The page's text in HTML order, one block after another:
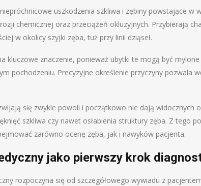
uszkodzenia szkliwa i zębiny powstające w
chemicznej oraz przeciążeń okluzyjnych. Przybierają
w okolicy szyjki zęba, tuż przy linii dziąseł.
kluczowe znaczenie, ponieważ ubytki te mogą być
pochodzeniu. Precyzyjne określenie przyczyny pozwala
się zwykle powoli i początkowo nie dają widocznych
szkliwa czy nawet osłabienia struktury zęba. Z tego
zarówno ocenę zęba, jak i nawyków pacjenta.
jako pierwszy krok
rozpoczyna się od szczegółowego wywiadu z